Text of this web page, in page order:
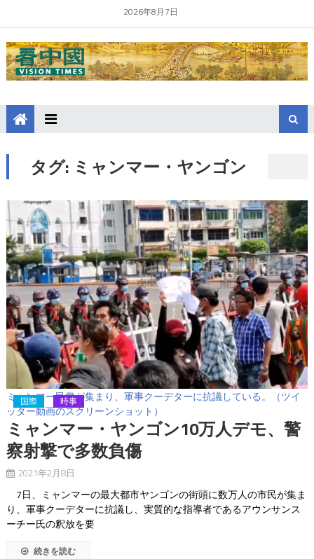
2026年8月7日
タグ: ミャンマー・ヤンゴン
ミャンマー民衆が集まり、軍事クーデターに抗議している。（ツイ
ッター動画のスクリーンショット）
国際 時事
ミャンマー・ヤンゴン10万人デモ、警
察射撃で多数負傷
2021年2月8日
7日、ミャンマーの最大都市ヤンゴンの街頭に数万人の市民が集ま
り、軍事クーデターに抗議し、実質的な指導者であるアウンサンス
ーチー氏の釈放を要
続きを読む